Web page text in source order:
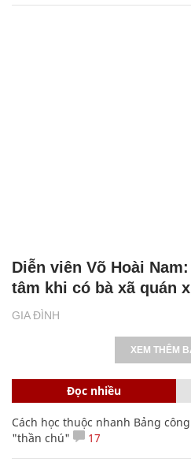
GIA ĐÌNH
Diễn viên Võ Hoài
tâm khi có bà xã quán
XEM THÊM
Đọc nhiều
Cách học thuộc nhanh Bảng
"thần chú"
17